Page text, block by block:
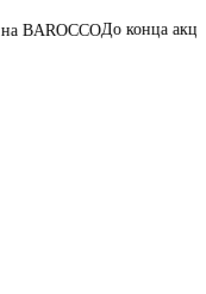
До конца акции06:00:20:05